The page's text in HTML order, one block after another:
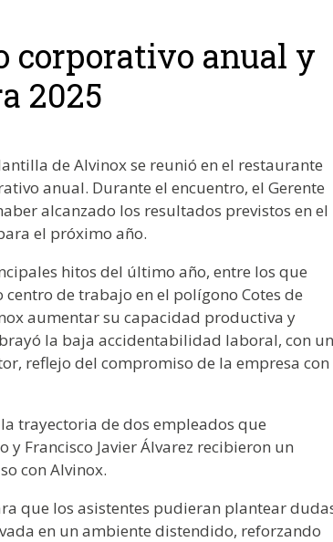
corporativo anual y
2025
de Alvinox se reunió en el restaurante
anual. Durante el encuentro, el Gerente
alcanzado los resultados previstos en el
el próximo año.
hitos del último año, entre los que
de trabajo en el polígono Cotes de
aumentar su capacidad productiva y
la baja accidentabilidad laboral, con un
reflejo del compromiso de la empresa con
trayectoria de dos empleados que
Francisco Javier Álvarez recibieron un
con Alvinox.
que los asistentes pudieran plantear
en un ambiente distendido, reforzando